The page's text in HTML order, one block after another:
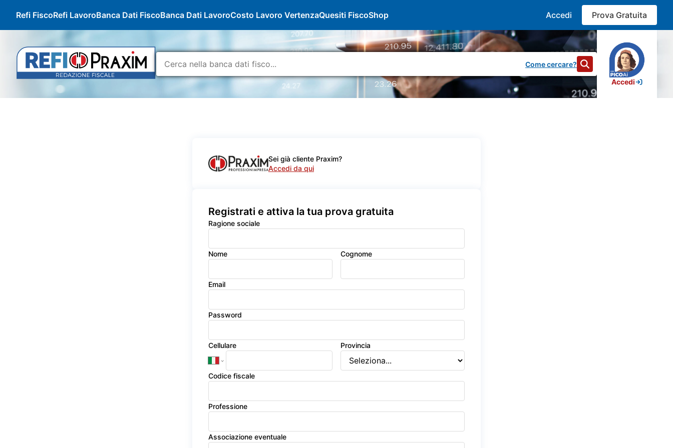
Refi FiscoRefi LavoroBanca Dati FiscoBanca Dati LavoroCosto Lavoro VertenzaQuesiti FiscoShop Accedi Prova Gratuita
Come cercare?
Accedi
Sei già cliente Praxim?
Accedi da qui
Registrati e attiva la tua prova gratuita
Ragione sociale
Nome Cognome
Email
Password
Cellulare Provincia
Codice fiscale
Professione
Associazione eventuale